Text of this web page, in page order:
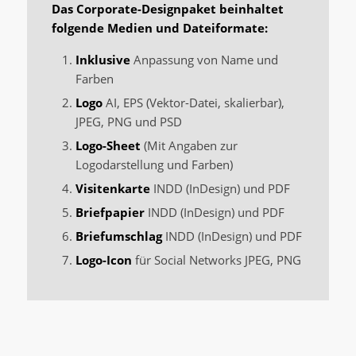
Das Corporate-Designpaket beinhaltet
folgende Medien und Dateiformate:
InklusiveAnpassung von Name und
Farben
LogoAI, EPS (Vektor-Datei, skalierbar),
JPEG, PNG und PSD
Logo-Sheet (Mit Angaben zur
Logodarstellung und Farben)
VisitenkarteINDD (InDesign) und PDF
BriefpapierINDD (InDesign) und PDF
BriefumschlagINDD (InDesign) und PDF
Logo-Icon für Social Networks JPEG, PNG